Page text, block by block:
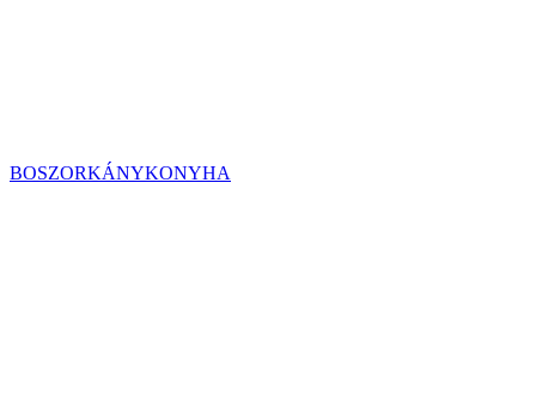
BOSZORKÁNYKONYHA